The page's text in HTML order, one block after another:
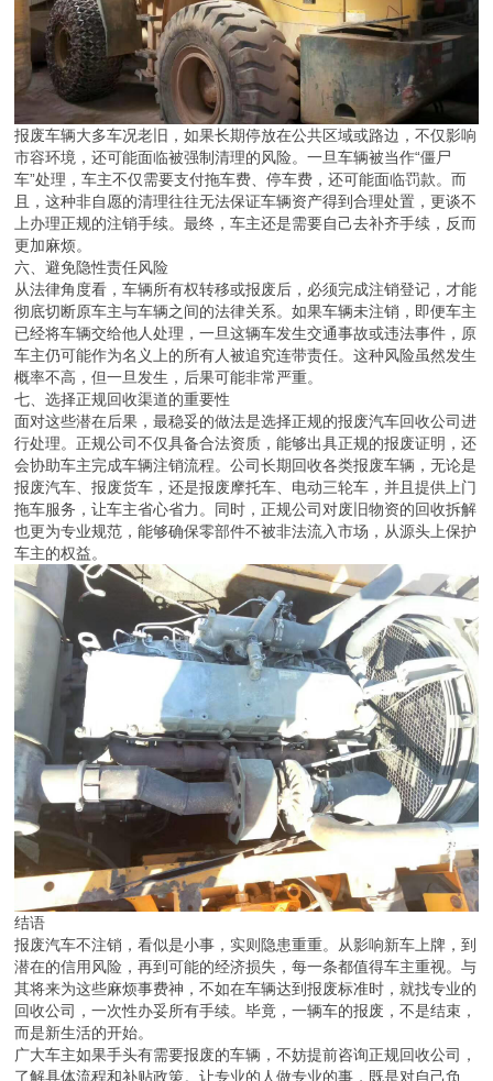
报废车辆大多车况老旧，如果长期停放在公共区域或路边，不仅影响
市容环境，还可能面临被强制清理的风险。一旦车辆被当作“僵尸
车”处理，车主不仅需要支付拖车费、停车费，还可能面临罚款。而
且，这种非自愿的清理往往无法保证车辆资产得到合理处置，更谈不
上办理正规的注销手续。最终，车主还是需要自己去补齐手续，反而
更加麻烦。
六、避免隐性责任风险
从法律角度看，车辆所有权转移或报废后，必须完成注销登记，才能
彻底切断原车主与车辆之间的法律关系。如果车辆未注销，即便车主
已经将车辆交给他人处理，一旦这辆车发生交通事故或违法事件，原
车主仍可能作为名义上的所有人被追究连带责任。这种风险虽然发生
概率不高，但一旦发生，后果可能非常严重。
七、选择正规回收渠道的重要性
面对这些潜在后果，最稳妥的做法是选择正规的报废汽车回收公司进
行处理。正规公司不仅具备合法资质，能够出具正规的报废证明，还
会协助车主完成车辆注销流程。公司长期回收各类报废车辆，无论是
报废汽车、报废货车，还是报废摩托车、电动三轮车，并且提供上门
拖车服务，让车主省心省力。同时，正规公司对废旧物资的回收拆解
也更为专业规范，能够确保零部件不被非法流入市场，从源头上保护
车主的权益。
结语
报废汽车不注销，看似是小事，实则隐患重重。从影响新车上牌，到
潜在的信用风险，再到可能的经济损失，每一条都值得车主重视。与
其将来为这些麻烦事费神，不如在车辆达到报废标准时，就找专业的
回收公司，一次性办妥所有手续。毕竟，一辆车的报废，不是结束，
而是新生活的开始。
广大车主如果手头有需要报废的车辆，不妨提前咨询正规回收公司，
了解具体流程和补贴政策。让专业的人做专业的事，既是对自己负